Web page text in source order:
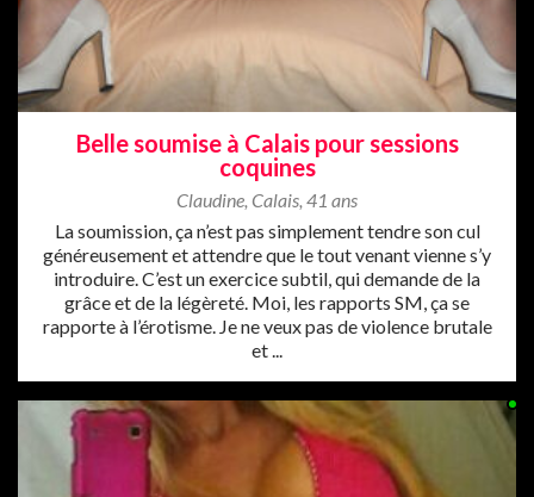
Belle soumise à Calais pour sessions
coquines
Claudine, Calais, 41 ans
La soumission, ça n’est pas simplement tendre son cul
généreusement et attendre que le tout venant vienne s’y
introduire. C’est un exercice subtil, qui demande de la
grâce et de la légèreté. Moi, les rapports SM, ça se
rapporte à l’érotisme. Je ne veux pas de violence brutale
et ...